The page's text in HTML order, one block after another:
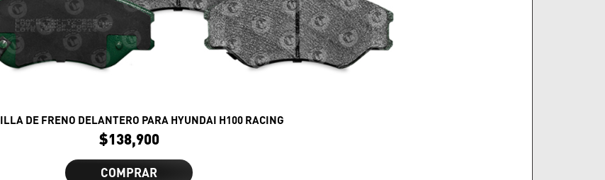
DE FRENO DELANTERO PARA HYUNDAI H100 RACING
$138,900
COMPRAR